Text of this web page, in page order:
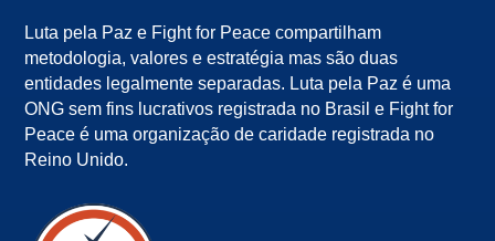
Luta pela Paz e Fight for Peace compartilham
metodologia, valores e estratégia mas são duas
entidades legalmente separadas. Luta pela Paz é uma
ONG sem fins lucrativos registrada no Brasil e Fight for
Peace é uma organização de caridade registrada no
Reino Unido.